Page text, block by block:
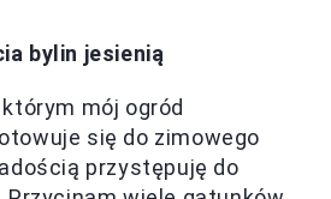
bylin jesienią
mój ogród
się do zimowego
przystępuję do